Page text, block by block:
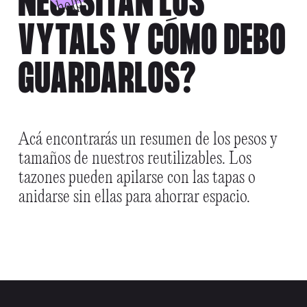
VYTALS Y CÓMO DEBO
GUARDARLOS?
Acá encontrarás un resumen de los pesos y
tamaños de nuestros reutilizables. Los
tazones pueden apilarse con las tapas o
anidarse sin ellas para ahorrar espacio.